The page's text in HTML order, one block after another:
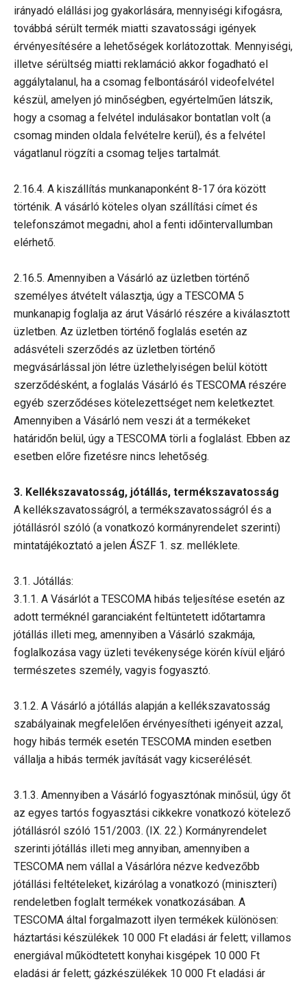
irányadó elállási jog gyakorlására, mennyiségi kifogásra,
továbbá sérült termék miatti szavatossági igények
érvényesítésére a lehetőségek korlátozottak. Mennyiségi,
illetve sérültség miatti reklamáció akkor fogadható el
aggálytalanul, ha a csomag felbontásáról videofelvétel
készül, amelyen jó minőségben, egyértelműen látszik,
hogy a csomag a felvétel indulásakor bontatlan volt (a
csomag minden oldala felvételre kerül), és a felvétel
vágatlanul rögzíti a csomag teljes tartalmát.
2.16.4. A kiszállítás munkanaponként 8-17 óra között
történik. A vásárló köteles olyan szállítási címet és
telefonszámot megadni, ahol a fenti időintervallumban
elérhető.
2.16.5. Amennyiben a Vásárló az üzletben történő
személyes átvételt választja, úgy a TESCOMA 5
munkanapig foglalja az árut Vásárló részére a kiválasztott
üzletben. Az üzletben történő foglalás esetén az
adásvételi szerződés az üzletben történő
megvásárlással jön létre üzlethelyiségen belül kötött
szerződésként, a foglalás Vásárló és TESCOMA részére
egyéb szerződéses kötelezettséget nem keletkeztet.
Amennyiben a Vásárló nem veszi át a termékeket
határidőn belül, úgy a TESCOMA törli a foglalást. Ebben az
esetben előre fizetésre nincs lehetőség.
3. Kellékszavatosság, jótállás, termékszavatosság
A kellékszavatosságról, a termékszavatosságról és a
jótállásról szóló (a vonatkozó kormányrendelet szerinti)
mintatájékoztató a jelen ÁSZF 1. sz. melléklete.
3.1. Jótállás:
3.1.1. A Vásárlót a TESCOMA hibás teljesítése esetén az
adott terméknél garanciaként feltüntetett időtartamra
jótállás illeti meg, amennyiben a Vásárló szakmája,
foglalkozása vagy üzleti tevékenysége körén kívül eljáró
természetes személy, vagyis fogyasztó.
3.1.2. A Vásárló a jótállás alapján a kellékszavatosság
szabályainak megfelelően érvényesítheti igényeit azzal,
hogy hibás termék esetén TESCOMA minden esetben
vállalja a hibás termék javítását vagy kicserélését.
3.1.3. Amennyiben a Vásárló fogyasztónak minősül, úgy őt
az egyes tartós fogyasztási cikkekre vonatkozó kötelező
jótállásról szóló 151/2003. (IX. 22.) Kormányrendelet
szerinti jótállás illeti meg annyiban, amennyiben a
TESCOMA nem vállal a Vásárlóra nézve kedvezőbb
jótállási feltételeket, kizárólag a vonatkozó (miniszteri)
rendeletben foglalt termékek vonatkozásában. A
TESCOMA által forgalmazott ilyen termékek különösen:
háztartási készülékek 10 000 Ft eladási ár felett; villamos
energiával működtetett konyhai kisgépek 10 000 Ft
eladási ár felett; gázkészülékek 10 000 Ft eladási ár